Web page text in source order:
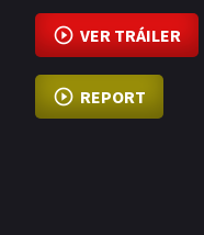
SERIES
tuppers para
dentro de la empresa.
Claudia Álvarez
VER TRÁILER
REPORT